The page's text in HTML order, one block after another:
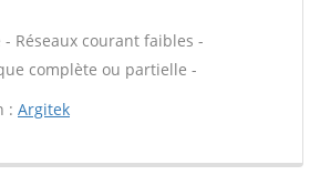
Réseaux courant faibles -
complète ou partielle -
: Argitek